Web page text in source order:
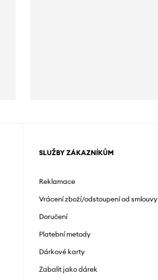
SLUŽBY ZÁKAZNÍKŮM
Reklamace
Vrácení zboží/odstoupení od smlouvy
Doručení
Platební metody
Dárkové karty
Zabalit jako dárek